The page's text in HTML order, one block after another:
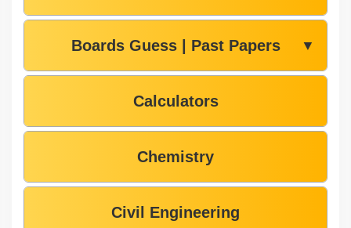
Boards Guess | Past Papers ▼
Calculators
Chemistry
Civil Engineering